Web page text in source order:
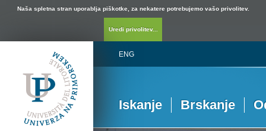
Naša spletna stran uporablja piškotke, za nekatere potrebujemo vašo privolitev.
Uredi privolitev...
ENG
Iskanje Brskanje